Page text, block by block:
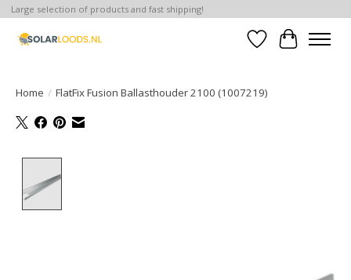
Large selection of products and fast shipping!
Verlanglijst
Home / FlatFix Fusion Ballasthouder 2100 (1007219)